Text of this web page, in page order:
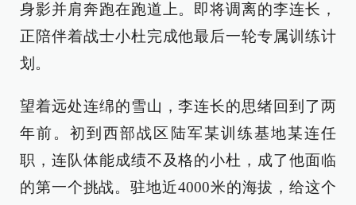
身影并肩奔跑在跑道上。即将调离的李连长，
正陪伴着战士小杜完成他最后一轮专属训练计
划。
望着远处连绵的雪山，李连长的思绪回到了两
年前。初到西部战区陆军某训练基地某连任
职，连队体能成绩不及格的小杜，成了他面临
的第一个挑战。驻地近4000米的海拔，给这个